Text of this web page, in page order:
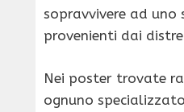
sopravvivere ad
provenienti dai
Nei poster trovate
ognuno